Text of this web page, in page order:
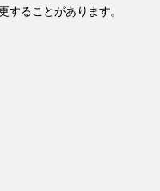
することがあります。